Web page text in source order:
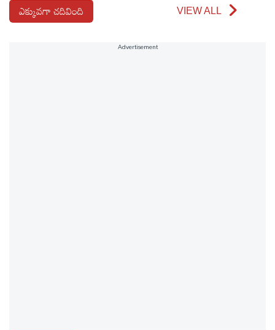
ఎక్కువగా చదివింది VIEW ALL
Advertisement